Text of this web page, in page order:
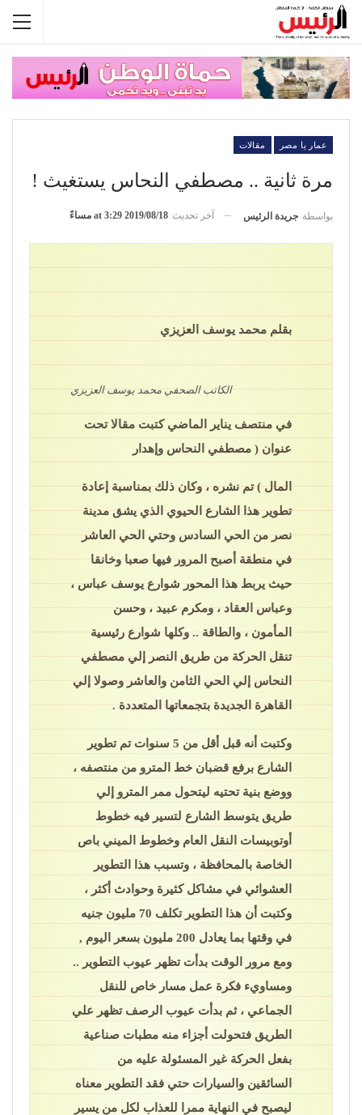
عمار يا مصر مقالات
مرة ثانية .. مصطفي النحاس يستغيث !
بواسطة جريدة الرئيس آخر تحديث 2019/08/18 at 3:29 مساءً
بقلم محمد يوسف العزيزي
الكاتب الصحفي محمد يوسف العزيزي
في منتصف يناير الماضي كتبت مقالا تحت
عنوان ( مصطفي النحاس وإهدار
المال ) تم نشره ، وكان ذلك بمناسبة إعادة
تطوير هذا الشارع الحيوي الذي يشق مدينة
نصر من الحي السادس وحتي الحي العاشر
في منطقة أصبح المرور فيها صعبا وخانقا
حيث يربط هذا المحور شوارع يوسف عباس ،
وعباس العقاد ، ومكرم عبيد ، وحسن
المأمون ، والطاقة .. وكلها شوارع رئيسية
تنقل الحركة من طريق النصر إلي مصطفي
النحاس إلي الحي الثامن والعاشر وصولا إلي
القاهرة الجديدة بتجمعاتها المتعددة .
وكتبت أنه قبل أقل من 5 سنوات تم تطوير
الشارع برفع قضبان خط المترو من منتصفه ،
ووضع بنية تحتيه ليتحول ممر المترو إلي
طريق يتوسط الشارع لتسير فيه خطوط
أوتوبيسات النقل العام وخطوط الميني باص
الخاصة بالمحافظة ، وتسبب هذا التطوير
العشوائي في مشاكل كثيرة وحوادث أكثر ،
وكتبت أن هذا التطوير تكلف 70 مليون جنيه
في وقتها بما يعادل 200 مليون بسعر اليوم ,
ومع مرور الوقت بدأت تظهر عيوب التطوير ..
ومساويء فكرة عمل مسار خاص للنقل
الجماعي ، ثم بدأت عيوب الرصف تظهر علي
الطريق فتحولت أجزاء منه مطبات صناعية
بفعل الحركة غير المسئولة عليه من
السائقين والسيارات حتي فقد التطوير معناه
ليصبح في النهاية ممرا للعذاب لكل من يسير